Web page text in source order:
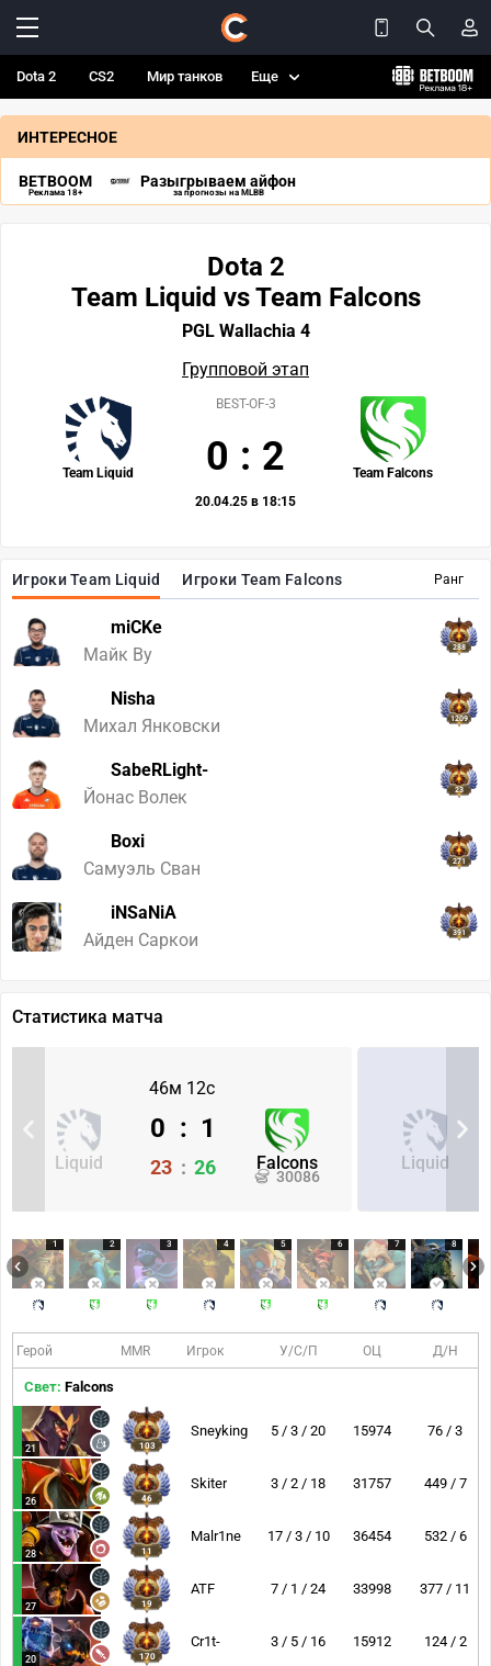
Dota 2 CS2 Мир танков Еще
ИНТЕРЕСНОЕ
BETBOOM
Реклама 18+
Разыгрываем айфон
за прогнозы на MLBB
Ранг
Игроки Team Liquid Игроки Team Falcons
miCKe
Майк Ву
288
Nisha
Михал Янковски
1209
SabeRLight-
Йонас Волек
23
Boxi
Самуэль Сван
271
iNSaNiA
Айден Саркои
391
Dota 2
Team Liquid vs Team Falcons
PGL Wallachia 4
Групповой этап
Team Liquid Team Falcons
BEST-OF-3
0 : 2
20.04.25 в 18:15
Статистика матча
46м 12с
Liquid Falcons
30086
0 : 1
23 : 26 Liquid
1 2 3 4 5 6 7 8
Герой MMR Игрок У/С/П ОЦ Д/Н
Свет: Falcons
21 103
Sneyking 5 / 3 / 20 15974 76 / 3
26 46
Skiter 3 / 2 / 18 31757 449 / 7
28 11
Malr1ne 17 / 3 / 10 36454 532 / 6
27 19
ATF 7 / 1 / 24 33998 377 / 11
20 170
Cr1t- 3 / 5 / 16 15912 124 / 2